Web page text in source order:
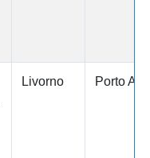
Livorno Porto